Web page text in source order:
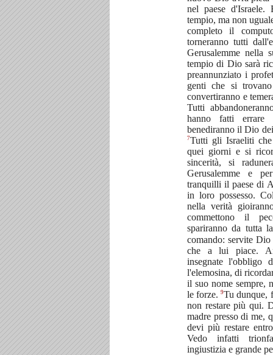
nel paese d'Israele.
tempio, ma non
completo il
torneranno tutti
Gerusalemme nella
tempio di Dio sarà
preannunziato i
genti che si
convertiranno e
Tutti
hanno fatti errare
benediranno il Dio
7Tutti gli Israeliti
quei giorni e si
sincerità, si
Gerusalemme e
tranquilli il paese di
in loro possesso.
nella verità
commettono il
spariranno da tutta
comando: servite
che a lui piace.
insegnate l'obbligo
l'elemosina, di
il suo nome sempre,
le forze.9Tu dunque,
non restare più qui.
madre presso di me,
devi più restare
Vedo infatti
ingiustizia e grande